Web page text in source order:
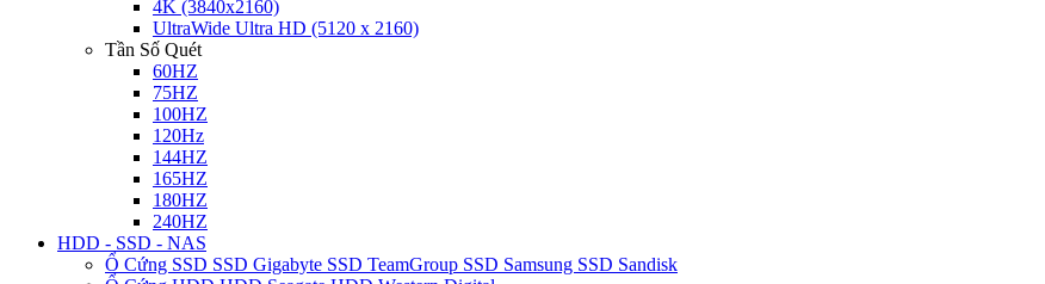
4K (3840x2160)
UltraWide Ultra HD (5120 x 2160)
Tần Số Quét
60HZ
75HZ
100HZ
120Hz
144HZ
165HZ
180HZ
240HZ
HDD - SSD - NAS
Ổ Cứng SSD SSD Gigabyte SSD TeamGroup SSD Samsung SSD Sandisk